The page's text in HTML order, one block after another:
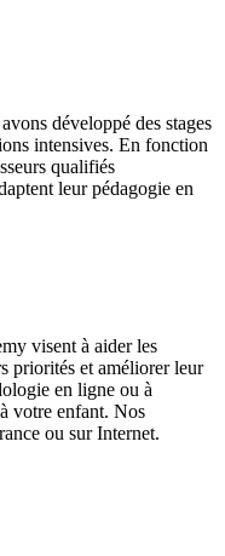
développé des stages
intensives. En fonction
qualifiés
leur pédagogie en
visent à aider les
priorités et améliorer leur
en ligne ou à
votre enfant. Nos
ou sur Internet.